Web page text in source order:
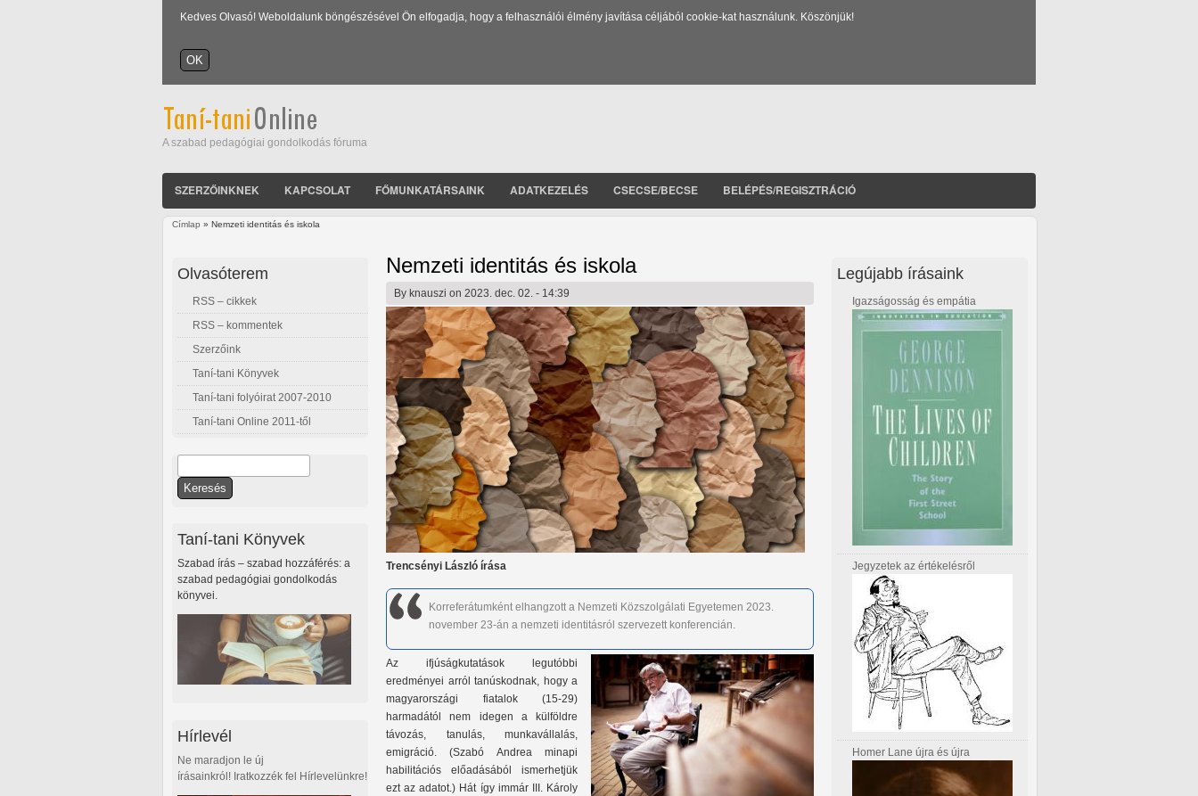
Kedves Olvasó! Weboldalunk böngészésével Ön elfogadja, hogy a felhasználói élmény javítása céljából cookie-kat használunk. Köszönjük!
A szabad pedagógiai gondolkodás fóruma
SZERZŐINKNEK KAPCSOLAT FŐMUNKATÁRSAINK ADATKEZELÉS CSECSE/BECSE BELÉPÉS/REGISZTRÁCIÓ
Címlap » Nemzeti identitás és iskola
Nemzeti identitás és iskola
By knauszi on 2023. dec. 02. - 14:39
Trencsényi László írása
Korreferátumként elhangzott a Nemzeti Közszolgálati Egyetemen 2023.
november 23-án a nemzeti identitásról szervezett konferencián.
Az ifjúságkutatások legutóbbi
eredményei arról tanúskodnak, hogy a
magyarországi fiatalok (15-29)
harmadától nem idegen a külföldre
távozás, tanulás, munkavállalás,
emigráció. (Szabó Andrea minapi
habilitációs előadásából ismerhetjük
ezt az adatot.) Hát így immár III. Károly
Olvasóterem
RSS – cikkek
RSS – kommentek
Szerzőink
Taní-tani Könyvek
Taní-tani folyóirat 2007-2010
Taní-tani Online 2011-től
Keresés űrlap
Taní-tani Könyvek
Szabad írás – szabad hozzáférés: a
szabad pedagógiai gondolkodás
könyvei.
Hírlevél
Ne maradjon le új
írásainkról! Iratkozzék fel Hírlevelünkre!
Legújabb írásaink
Igazságosság és empátia
Jegyzetek az értékelésről
Homer Lane újra és újra